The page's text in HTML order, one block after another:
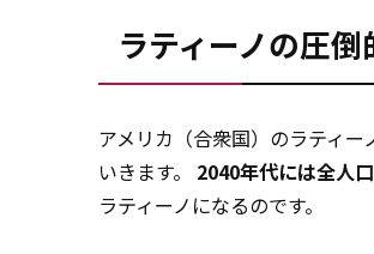
ラティーノの圧
アメリカ（合衆国）のラティ
いきます。 2040年代には全人
ラティーノになるのです。